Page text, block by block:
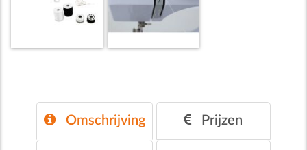
Omschrijving Prijzen